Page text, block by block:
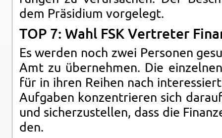
dem Prä­si­di­um vor­ge­legt.
TOP 7: Wahl FSK Ver­tre­ter
Es wer­den noch zwei Per­so­nen
Amt zu über­neh­men. Die
für in ihren Rei­hen nach
Auf­ga­ben kon­zen­trie­ren sich
und si­cher­zu­stel­len, dass die
den.